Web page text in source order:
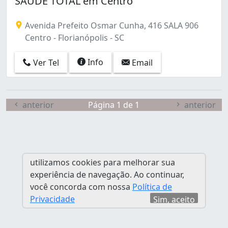
Avenida Prefeito Osmar Cunha, 416 SALA 906
Centro - Florianópolis - SC
Ver Tel Info Email
anterior Página 1 de 1 anterior
utilizamos cookies para melhorar sua
experiência de navegação. Ao continuar,
você concorda com nossa Política de
Privacidade
Sim, aceito